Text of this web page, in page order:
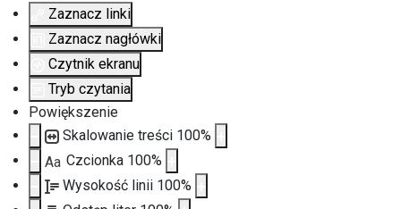
Zaznacz linki
Zaznacz nagłówki
Czytnik ekranu
Tryb czytania
Powiększenie
Skalowanie treści 100%
Aa Czcionka 100%
Wysokość linii 100%